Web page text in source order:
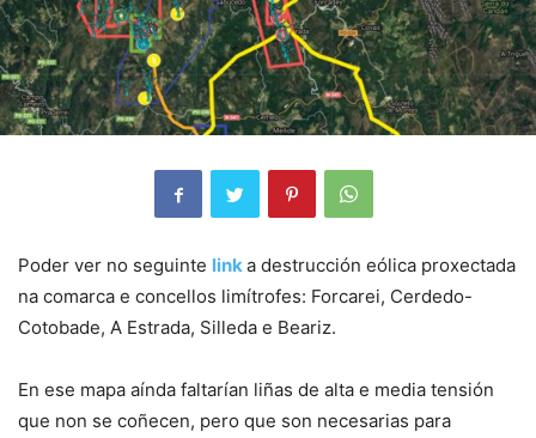
Poder ver no seguinte linka destrucción eólica proxectada
na comarca e concellos limítrofes: Forcarei, Cerdedo-
Cotobade, A Estrada, Silleda e Beariz.
En ese mapa aínda faltarían liñas de alta e media tensión
que non se coñecen, pero que son necesarias para